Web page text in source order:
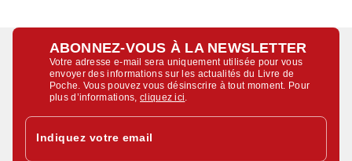
ABONNEZ-VOUS À LA NEWSLETTER
Votre adresse e-mail sera uniquement utilisée pour vous
envoyer des informations sur les actualités du Livre de
Poche. Vous pouvez vous désinscrire à tout moment. Pour
plus d’informations,cliquez ici.
Indiquez votre email